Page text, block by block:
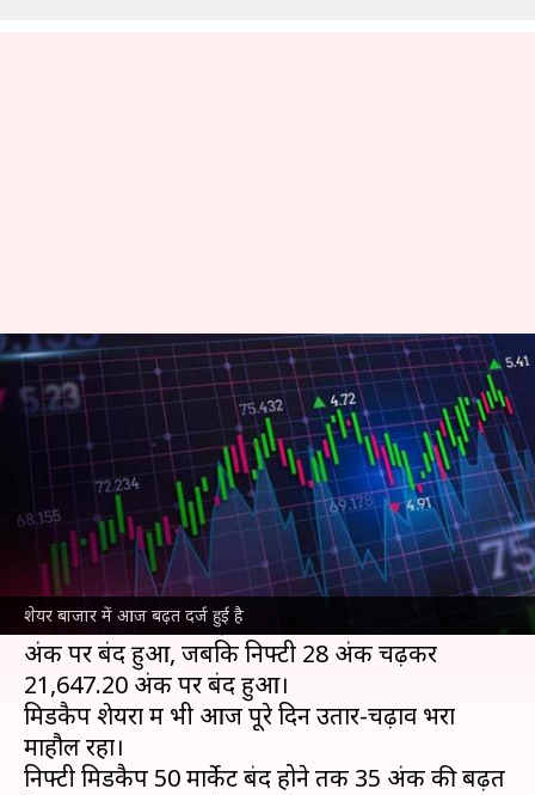
शेयर बाजार में आज बढ़त दर्ज हुई है
शेयर बाजार में दर्ज हुई बढ़त, सोना-
चांदी हुआ महंगा
बिश्वजीत कुमार Jan 11, 2024 04:02 pm
क्या है खबर?
हफ्ते के चौथे कारोबारी दिन आज (11 जनवरी)शेयर
बाजार
सेंसेक्स63 अंक की बढ़त के साथ आज 71,721.18
अंक पर बंद हुआ, जबकि निफ्टी 28 अंक चढ़कर
21,647.20 अंक पर बंद हुआ।
मिडकैप शेयरों में भी आज पूरे दिन उतार-चढ़ाव भरा
माहौल रहा।
निफ्टी मिडकैप 50 मार्केट बंद होने तक 35 अंक की बढ़त